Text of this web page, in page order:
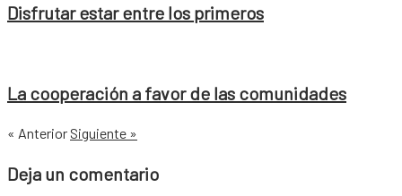
Disfrutar estar entre los primeros
La cooperación a favor de las comunidades
« Anterior Siguiente »
Deja un comentario